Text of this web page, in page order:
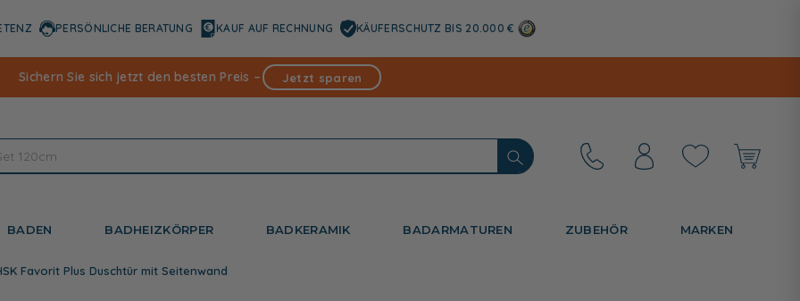
PERSÖNLICHE BERATUNG KAUF AUF RECHNUNG KÄUFERSCHUTZ BIS 20.000 €
Sichern Sie sich jetzt den besten Preis – Jetzt sparen
BADEN BADHEIZKÖRPER BADKERAMIK BADARMATUREN ZUBEHÖR MARKEN
Favorit Plus Duschtür mit Seitenwand